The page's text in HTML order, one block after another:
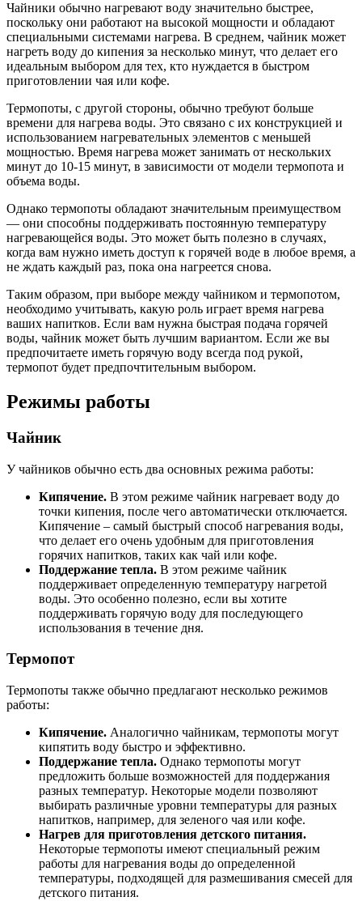
Чайники обычно нагревают воду значительно быстрее,
поскольку они работают на высокой мощности и обладают
специальными системами нагрева. В среднем, чайник может
нагреть воду до кипения за несколько минут, что делает его
идеальным выбором для тех, кто нуждается в быстром
приготовлении чая или кофе.
Термопоты, с другой стороны, обычно требуют больше
времени для нагрева воды. Это связано с их конструкцией и
использованием нагревательных элементов с меньшей
мощностью. Время нагрева может занимать от нескольких
минут до 10-15 минут, в зависимости от модели термопота и
объема воды.
Однако термопоты обладают значительным преимуществом
— они способны поддерживать постоянную температуру
нагревающейся воды. Это может быть полезно в случаях,
когда вам нужно иметь доступ к горячей воде в любое время, а
не ждать каждый раз, пока она нагреется снова.
Таким образом, при выборе между чайником и термопотом,
необходимо учитывать, какую роль играет время нагрева
ваших напитков. Если вам нужна быстрая подача горячей
воды, чайник может быть лучшим вариантом. Если же вы
предпочитаете иметь горячую воду всегда под рукой,
термопот будет предпочтительным выбором.
Режимы работы
Чайник
У чайников обычно есть два основных режима работы:
Кипячение. В этом режиме чайник нагревает воду до
точки кипения, после чего автоматически отключается.
Кипячение – самый быстрый способ нагревания воды,
что делает его очень удобным для приготовления
горячих напитков, таких как чай или кофе.
Поддержание тепла. В этом режиме чайник
поддерживает определенную температуру нагретой
воды. Это особенно полезно, если вы хотите
поддерживать горячую воду для последующего
использования в течение дня.
Термопот
Термопоты также обычно предлагают несколько режимов
работы:
Кипячение. Аналогично чайникам, термопоты могут
кипятить воду быстро и эффективно.
Поддержание тепла. Однако термопоты могут
предложить больше возможностей для поддержания
разных температур. Некоторые модели позволяют
выбирать различные уровни температуры для разных
напитков, например, для зеленого чая или кофе.
Нагрев для приготовления детского питания.
Некоторые термопоты имеют специальный режим
работы для нагревания воды до определенной
температуры, подходящей для размешивания смесей для
детского питания.